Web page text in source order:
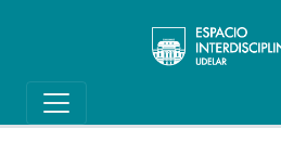
Main navigation